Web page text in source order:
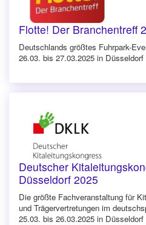
Flotte! Der Branchentreff
Deutschlands größtes Fuhrpark-
26.03. bis 27.03.2025 in Düsseldorf
Deutscher
Düsseldorf 2025
Die größte Fachveranstaltung für
und Trägervertretungen im
25.03. bis 26.03.2025 in Düsseldorf